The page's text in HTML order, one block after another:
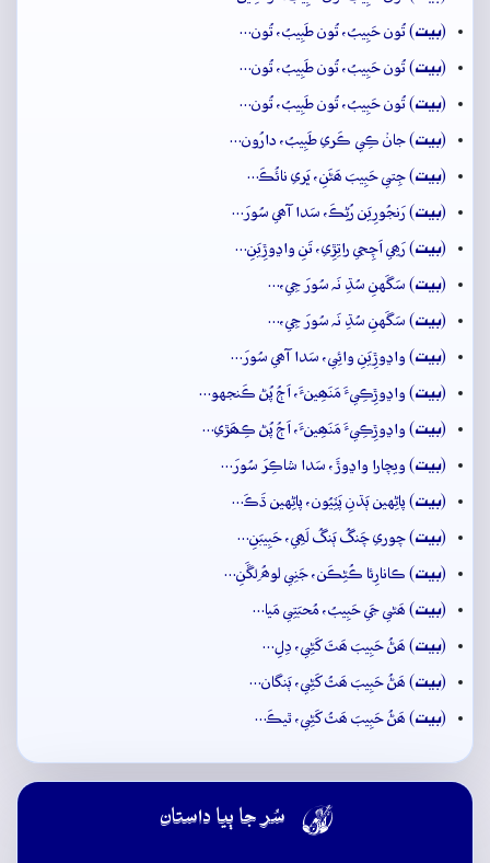
(بيت) تُون حَبِيبُ، تُون طَبِيبُ، تُون…
(بيت) تُون حَبِيبُ، تُون طَبِيبُ، تُون…
(بيت) تُون حَبِيبُ، تُون طَبِيبُ، تُون…
(بيت) جانۡ ڪِي ڪَري طَبِيبُ، دارُون…
(بيت) جِتي حَبِيبَ ھَڻَنِ، ڀَري نائُڪَ…
(بيت) رَنجُورِيَن رُڻِڪَ، سَدا آھي سُورَ…
(بيت) رَھِي اَچِجي راتِڙِي، تَنِ واڍوڙِيَنِ…
(بيت) سَگَهنِ سُڌِ نَہ سُورَ جِي،…
(بيت) سَگَهنِ سُڌِ نَہ سُورَ جِي،…
(بيت) واڍوڙِيَنِ وائِي، سَدا آھي سُورَ…
(بيت) واڍوڙِڪِيءَ مَنَھِينءَ، اَڄُ پُڻ ڪَنجهو…
(بيت) واڍوڙِڪِيءَ مَنَھِينءَ، اَڄُ پُڻ ڪِھَڙي…
(بيت) ويچارا واڍوڙَ، سَدا شاڪِرَ سُورَ…
(بيت) پاڻِهين ٻَڌنِ پَٽِيُون، پاڻِهين ڌَڪَ…
(بيت) چوري چَنگُ ٻَنگُ لَھِي، حَبِيبَنِ…
(بيت) ڪانارِئا ڪُڻِڪَن، جَنِي لوھُ لِڱَنِ…
(بيت) ھَڻي جَي حَبِيبُ، مُحبَتِي مَيا…
(بيت) ھَڻُ حَبِيبَ ھَٿَ کَڻِي، دِلِ…
(بيت) ھَڻُ حَبِيبَ ھَٿُ کَڻِي، ٻَنگان…
(بيت) ھَڻُ حَبِيبَ ھَٿُ کَڻِي، ٿيڪَ…
 سُر جا ٻيا داستان